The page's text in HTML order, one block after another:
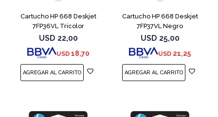
Cartucho HP 668 Deskjet
7FP36VL Tricolor
USD 22,00
USD 18,70
Cartucho HP 668 Deskjet
7FP37VL Negro
USD 25,00
USD 21,25